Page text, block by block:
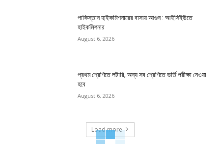
পাকিস্তান হাইকমিশনারের বাসায় আগুন : আইসিইউতে
হাইকমিশনার
August 6, 2026
প্রথম শ্রেণিতে লটারি, অন্য সব শ্রেণিতে ভর্তি পরীক্ষা নেওয়া
হবে
August 6, 2026
Load more